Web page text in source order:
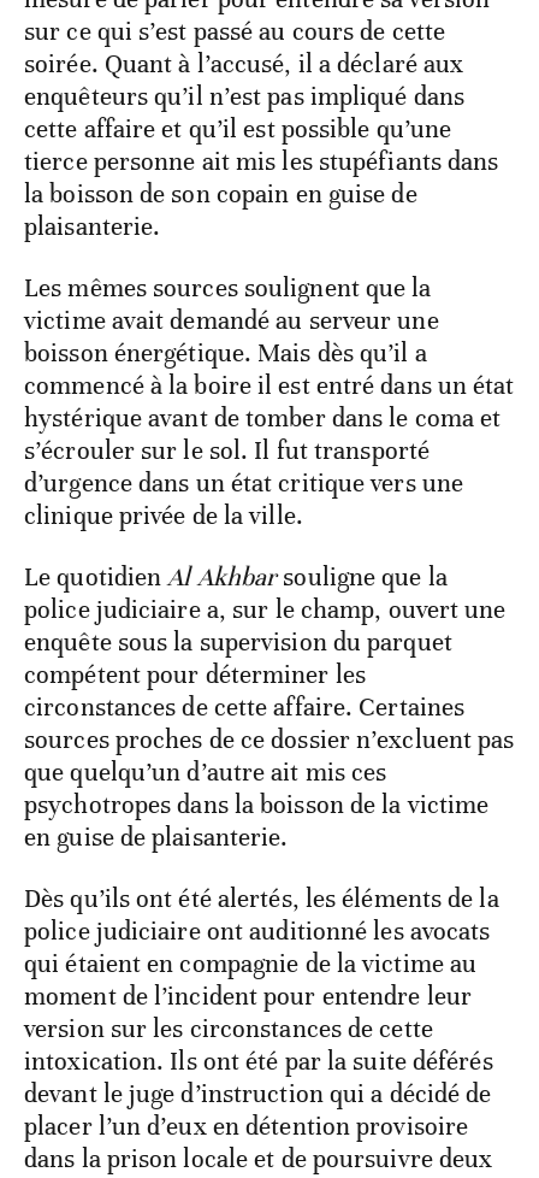
sur ce qui s’est passé au cours de cette
soirée. Quant à l’accusé, il a déclaré aux
enquêteurs qu’il n’est pas impliqué dans
cette affaire et qu’il est possible qu’une
tierce personne ait mis les stupéfiants dans
la boisson de son copain en guise de
plaisanterie.
Les mêmes sources soulignent que la
victime avait demandé au serveur une
boisson énergétique. Mais dès qu’il a
commencé à la boire il est entré dans un état
hystérique avant de tomber dans le coma et
s’écrouler sur le sol. Il fut transporté
d’urgence dans un état critique vers une
clinique privée de la ville.
Le quotidienAl Akhbarsouligne que la
police judiciaire a, sur le champ, ouvert une
enquête sous la supervision du parquet
compétent pour déterminer les
circonstances de cette affaire. Certaines
sources proches de ce dossier n’excluent pas
que quelqu’un d’autre ait mis ces
psychotropes dans la boisson de la victime
en guise de plaisanterie.
Dès qu’ils ont été alertés, les éléments de la
police judiciaire ont auditionné les avocats
qui étaient en compagnie de la victime au
moment de l’incident pour entendre leur
version sur les circonstances de cette
intoxication. Ils ont été par la suite déférés
devant le juge d’instruction qui a décidé de
placer l’un d’eux en détention provisoire
dans la prison locale et de poursuivre deux